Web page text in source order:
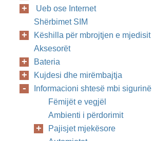
Ueb ose Internet
Shërbimet SIM
Këshilla për mbrojtjen e mjedisit
Aksesorët
Bateria
Kujdesi dhe mirëmbajtja
Informacioni shtesë mbi sigurinë
Fëmijët e vegjël
Ambienti i përdorimit
Pajisjet mjekësore